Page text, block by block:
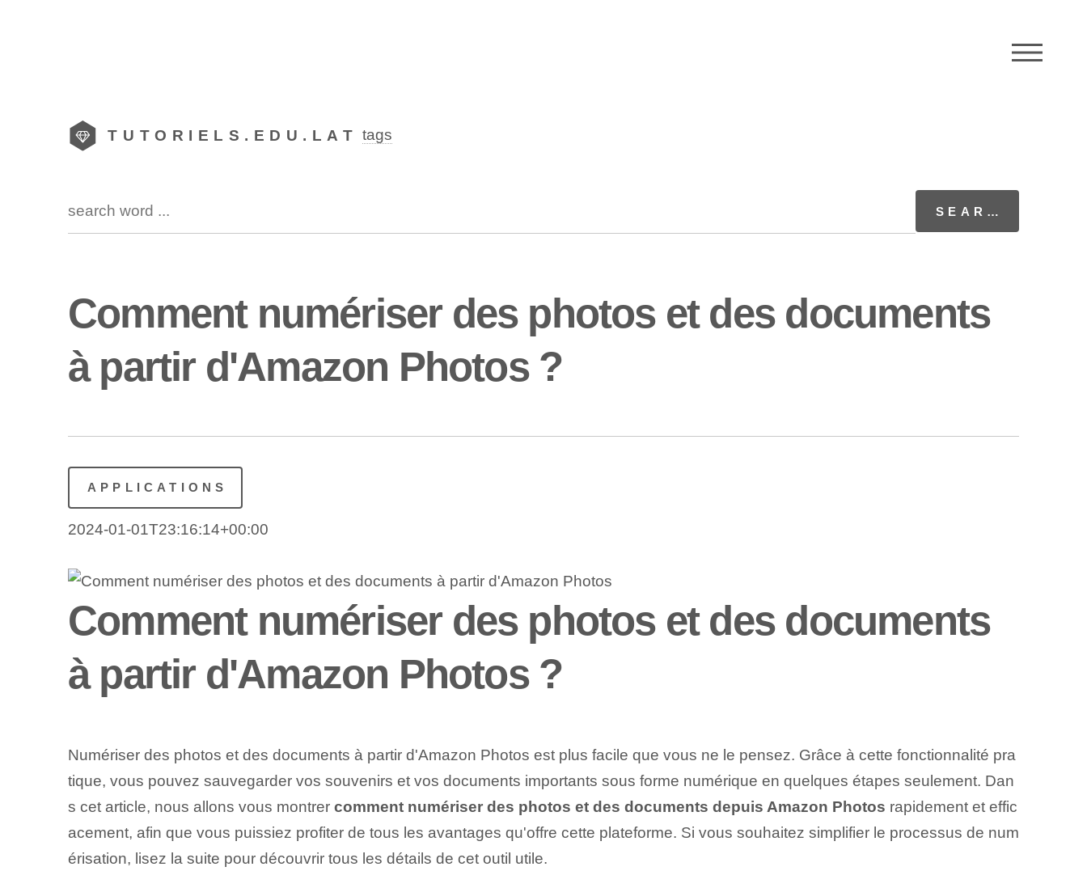
TUTORIELS.EDU.LAT tags
Comment numériser des photos et des documents
à partir d'Amazon Photos ?
APPLICATIONS
2024-01-01T23:16:14+00:00
Comment numériser des photos et des documents
à partir d'Amazon Photos ?
Numériser des photos et des documents à partir d'Amazon Photos est plus facile que vous ne le pensez. Grâce à cette fonctionnalité pra
tique, vous pouvez sauvegarder vos souvenirs et vos documents importants sous forme numérique en quelques étapes seulement. Dan
s cet article, nous allons vous montrer comment numériser des photos et des documents depuis Amazon Photos rapidement et effic
acement, afin que vous puissiez profiter de tous les avantages qu'offre cette plateforme. Si vous souhaitez simplifier le processus de num
érisation, lisez la suite pour découvrir tous les détails de cet outil utile.